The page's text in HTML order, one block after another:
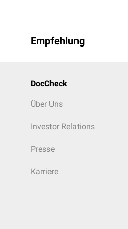
Empfehlung
DocCheck
Über Uns
Investor Relations
Presse
Karriere